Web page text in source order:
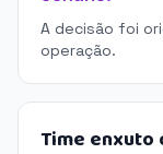
A decisão foi
operação.
Time enxuto